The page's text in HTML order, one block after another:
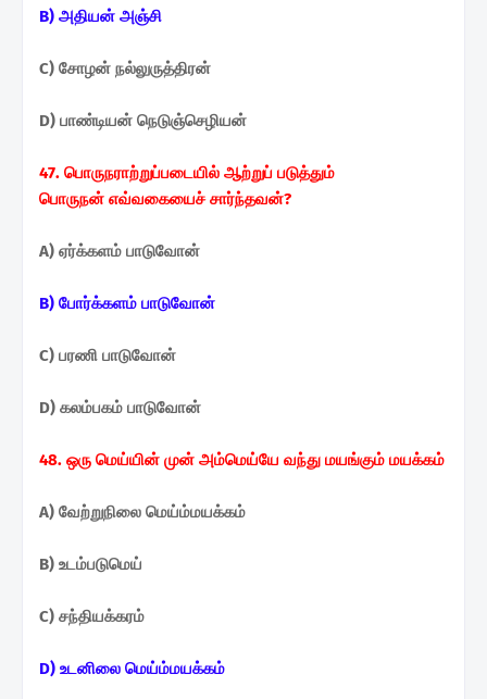
B) அதியன் அஞ்சி
C) சோழன் நல்லுருத்திரன்
D) பாண்டியன் நெடுஞ்செழியன்
47. பொருநராற்றுப்படையில் ஆற்றுப் படுத்தும்
பொருநன் எவ்வகையைச் சார்ந்தவன்?
A) ஏர்க்களம் பாடுவோன்
B) போர்க்களம் பாடுவோன்
C) பரணி பாடுவோன்
D) கலம்பகம் பாடுவோன்
48. ஒரு மெய்யின் முன் அம்மெய்யே வந்து மயங்கும் மயக்கம்
A) வேற்றுநிலை மெய்ம்மயக்கம்
B) உடம்படுமெய்
C) சந்தியக்கரம்
D) உடனிலை மெய்ம்மயக்கம்